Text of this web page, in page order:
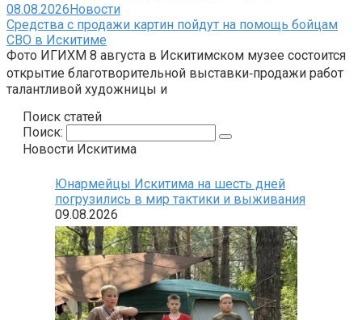
08.08.2026Новости
Средства с продажи картин пойдут на помощь бойцам
СВО в Искитиме
Фото ИГИХМ 8 августа в Искитимском музее состоится
открытие благотворительной выставки‑продажи работ
талантливой художницы и
Поиск статей
Поиск:
Новости Искитима
Юнармейцы Искитима на шесть дней
погрузились в мир тактики и выживания
09.08.2026